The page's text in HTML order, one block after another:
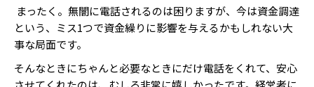
まったく。無闇に電話されるのは困りますが、今は資金調達
という、ミス1つで資金繰りに影響を与えるかもしれない大
事な局面です。
そんなときにちゃんと必要なときにだけ電話をくれて、安心